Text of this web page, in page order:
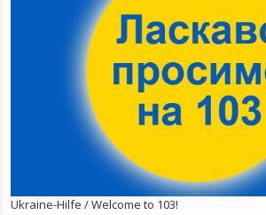
Ukraine-Hilfe / Welcome to 103!